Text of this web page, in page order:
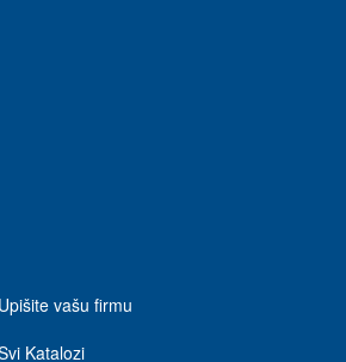
Upišite vašu firmu
Katalozi